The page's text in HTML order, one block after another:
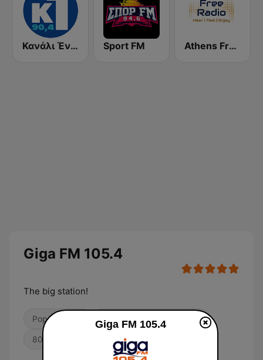
Κανάλι Ένα 90,4 FM Sport FM Athens Free Radio
Giga FM 105.4
The big station!
Pop / Top 40 Ειδησεογραφικοί σταθμοί
80s
Giga FM 105.4